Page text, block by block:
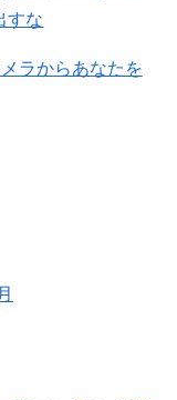
すな
ラからあなたを